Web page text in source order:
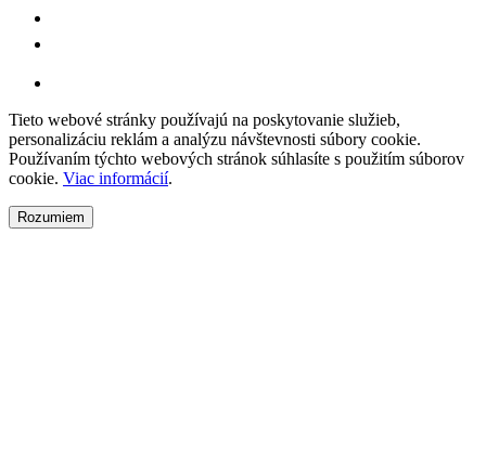
Tieto webové stránky používajú na poskytovanie služieb,
personalizáciu reklám a analýzu návštevnosti súbory cookie.
Používaním týchto webových stránok súhlasíte s použitím súborov
cookie. Viac informácií.
Rozumiem